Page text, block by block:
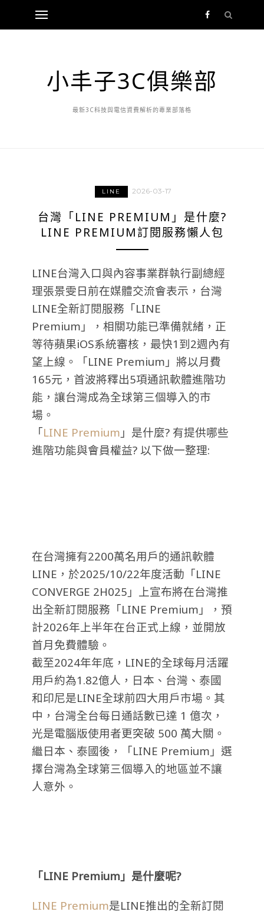
小丰子3C俱樂部
最新3C科技與電信資費解析的專業部落格
LINE 2026-03-17
台灣「LINE PREMIUM」是什麼?
LINE PREMIUM訂閱服務懶人包
LINE台灣入口與內容事業群執行副總經
理張景雯日前在媒體交流會表示，台灣
LINE全新訂閱服務「LINE
Premium」，相關功能已準備就緒，正
等待蘋果iOS系統審核，最快1到2週內有
望上線。「LINE Premium」將以月費
165元，首波將釋出5項通訊軟體進階功
能，讓台灣成為全球第三個導入的市
場。
「LINE Premium 」是什麼? 有提供哪些
進階功能與會員權益? 以下做一整理:
在台灣擁有2200萬名用戶的通訊軟體
LINE，於2025/10/22年度活動「LINE
CONVERGE 2H025」上宣布將在台灣推
出全新訂閱服務「LINE Premium」，預
計2026年上半年在台正式上線，並開放
首月免費體驗。
截至2024年年底，LINE的全球每月活躍
用戶約為1.82億人，日本、台灣、泰國
和印尼是LINE全球前四大用戶市場。其
中，台灣全台每日通話數已達 1 億次，
光是電腦版使用者更突破 500 萬大關。
繼日本、泰國後，「LINE Premium」選
擇台灣為全球第三個導入的地區並不讓
人意外。
「LINE Premium」是什麼呢?
LINE Premium是LINE推出的全新訂閱